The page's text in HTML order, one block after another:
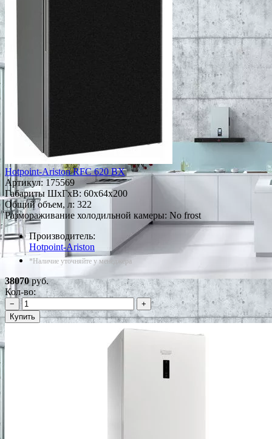
Hotpoint-Ariston RFC 620 BX
Артикул: 175569
Габариты ШxГxВ: 60x64x200
Общий объем, л: 322
Размораживание холодильной камеры: No frost
Производитель:
Hotpoint-Ariston
*Наличие уточняйте у менеджера
38070руб.
Кол-во:
−
+
Купить